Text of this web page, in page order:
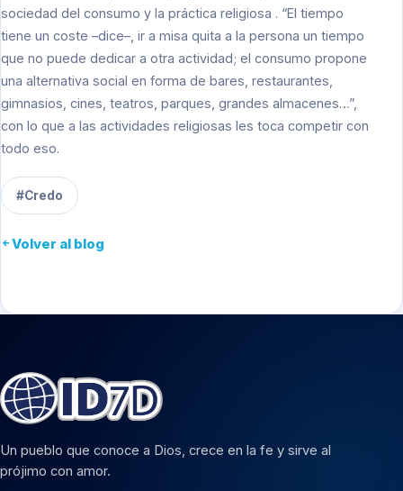
sociedad del consumo y la práctica religiosa . “El tiempo
tiene un coste –dice–, ir a misa quita a la persona un tiempo
que no puede dedicar a otra actividad; el consumo propone
una alternativa social en forma de bares, restaurantes,
gimnasios, cines, teatros, parques, grandes almacenes…”,
con lo que a las actividades religiosas les toca competir con
todo eso.
#Credo
Volver al blog
Un pueblo que conoce a Dios, crece en la fe y sirve al
prójimo con amor.